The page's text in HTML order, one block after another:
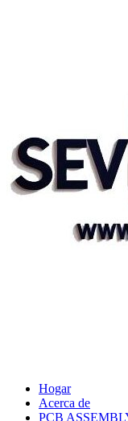
Hogar
Acerca de
PCB